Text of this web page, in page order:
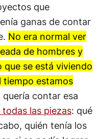
que
ganas de contar
No era normal ver
de hombres y
que se está viviendo
tiempo estamos
quería contar esa
las piezas: qué
quién tenía los